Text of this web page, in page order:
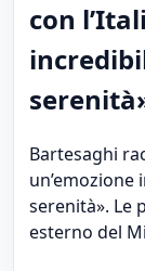
con
Bartesaghi
serenità». Le
esterno del